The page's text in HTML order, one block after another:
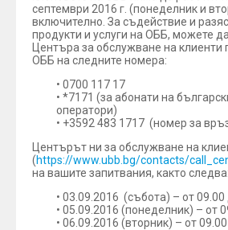
септември 2016 г. (понеделник и
включително. За съдействие и
продукти и услуги на ОББ, можете
Центъра за обслужване на клиенти
ОББ на следните номера:
• 0700 117 17
• *7171 (за абонати на
оператори)
• +3592 483 1717 (номер за
Центърът ни за обслужване на
(https://www.ubb.bg/contacts/
на вашите запитвания, както следва:
• 03.09.2016 (събота) – от 09.00
• 05.09.2016 (понеделник) – от
• 06.09.2016 (вторник) – от